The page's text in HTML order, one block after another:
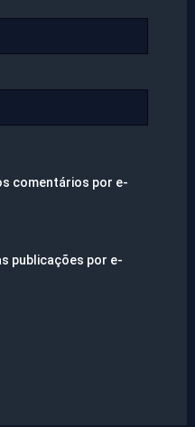
comentários por e-
publicações por e-